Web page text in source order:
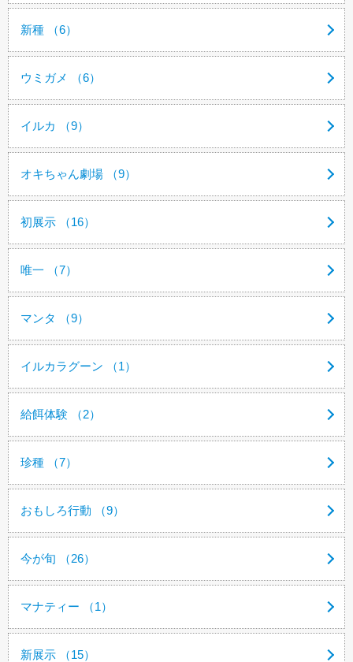
新種 （6）
ウミガメ （6）
イルカ （9）
オキちゃん劇場 （9）
初展示 （16）
唯一 （7）
マンタ （9）
イルカラグーン （1）
給餌体験 （2）
珍種 （7）
おもしろ行動 （9）
今が旬 （26）
マナティー （1）
新展示 （15）